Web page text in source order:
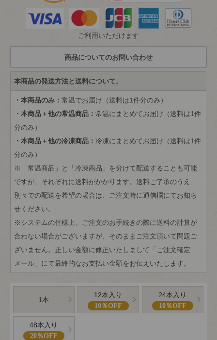
ご利用いただけます
本商品の発送方法と送料について。
・本商品のみ：常温でお届け（送料は1件分のみ）
・本商品＋他の常温商品：常温にまとめてお届け（送料は1件
分のみ）
・本商品＋他の冷凍商品：冷凍にまとめてお届け（送料は1件
分のみ）
※「常温商品」と「冷凍商品」を分けて配送することも可能
ですが、それぞれに送料がかかります。送料ご了承のうえ
別々での配送を希望の場合は、ご注文時に通信欄にてお知ら
せください。
※システムの仕様上、ご注文のお手続きの際に送料の計算が
合わない場合がございますが、そのままご注文頂いて問題ご
ざいません。正しい金額に修正いたしまして「ご注文確定
メール」にて最終的なお支払い金額をお伝えいたします。
1本
12本入り
10％OFF
24本入り
10％OFF
48本入り
20％OFF